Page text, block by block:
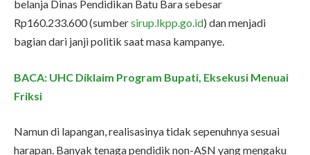
belanja Dinas Pendidikan Batu Bara sebesar
Rp160.233.600 (sumbersirup.lkpp.go.id) dan menjadi
bagian dari janji politik saat masa kampanye.
BACA: UHC Diklaim Program Bupati, Eksekusi Menuai
Friksi
Namun di lapangan, realisasinya tidak sepenuhnya sesuai
harapan. Banyak tenaga pendidik non-ASN yang mengaku